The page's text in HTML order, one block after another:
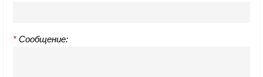
* Сообщение: